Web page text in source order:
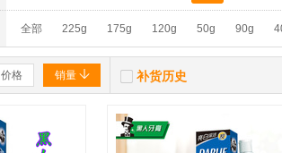
全部 225g 175g 120g 50g 90g
价格 销量   补货历史